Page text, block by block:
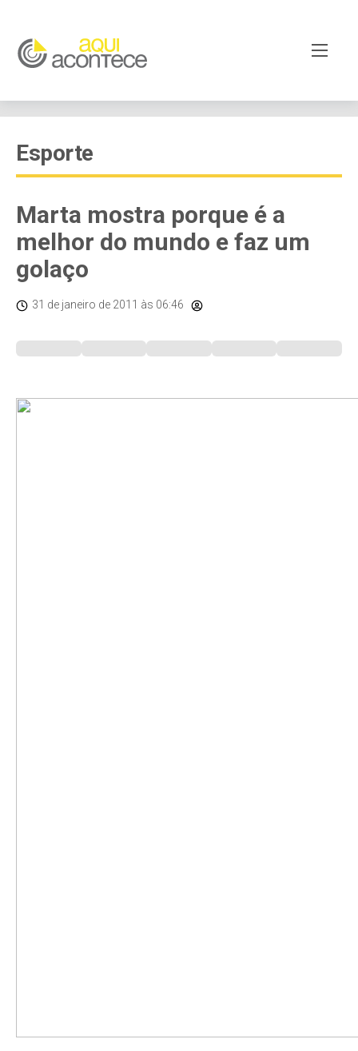
Esporte
Marta mostra porque é a
melhor do mundo e faz um
golaço
31 de janeiro de 2011 às 06:46